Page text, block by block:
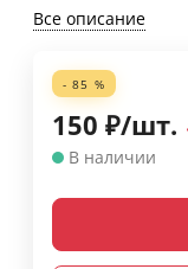
Все описание
- 85 %
150 ₽/шт.
В наличии